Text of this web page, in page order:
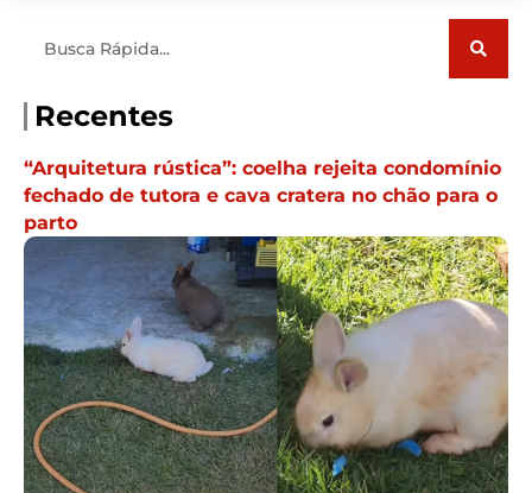
Recentes
“Arquitetura rústica”: coelha rejeita condomínio
fechado de tutora e cava cratera no chão para o
parto